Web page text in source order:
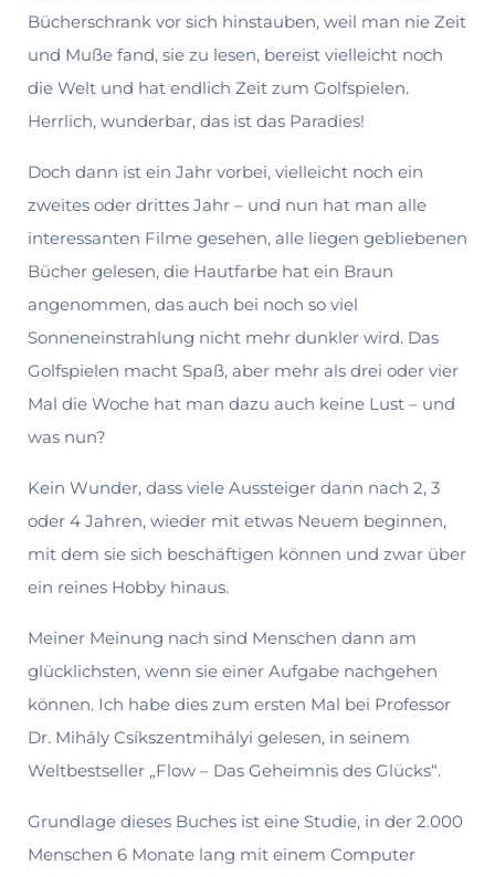
Bücherschrank vor sich hinstauben, weil man nie Zeit
und Muße fand, sie zu lesen, bereist vielleicht noch
die Welt und hat endlich Zeit zum Golfspielen.
Herrlich, wunderbar, das ist das Paradies!
Doch dann ist ein Jahr vorbei, vielleicht noch ein
zweites oder drittes Jahr – und nun hat man alle
interessanten Filme gesehen, alle liegen gebliebenen
Bücher gelesen, die Hautfarbe hat ein Braun
angenommen, das auch bei noch so viel
Sonneneinstrah­lung nicht mehr dunkler wird. Das
Golfspielen macht Spaß, aber mehr als drei oder vier
Mal die Woche hat man dazu auch keine Lust – und
was nun?
Kein Wunder, dass viele Aussteiger dann nach 2, 3
oder 4 Jahren, wieder mit etwas Neuem beginnen,
mit dem sie sich beschäftigen können und zwar über
ein reines Hobby hinaus.
Meiner Meinung nach sind Menschen dann am
glücklichsten, wenn sie einer Auf­gabe nachgehen
können. Ich habe dies zum ersten Mal bei Professor
Dr. Mihály Csíkszentmihályi gelesen, in seinem
Weltbestseller „Flow – Das Geheimnis des Glücks“.
Grundlage dieses Buches ist eine Studie, in der 2.000
Menschen 6 Monate lang mit einem Computer